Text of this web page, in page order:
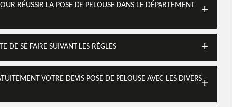
RÉUSSIR LA POSE DE PELOUSE DANS LE DÉPARTEMENT
DE SE FAIRE SUIVANT LES RÈGLES
VOTRE DEVIS POSE DE PELOUSE AVEC LES DIVERS